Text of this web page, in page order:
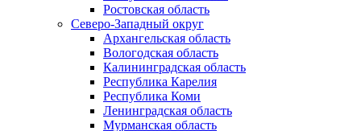
Ростовская область
Северо-Западный округ
Архангельская область
Вологодская область
Калининградская область
Республика Карелия
Республика Коми
Ленинградская область
Мурманская область